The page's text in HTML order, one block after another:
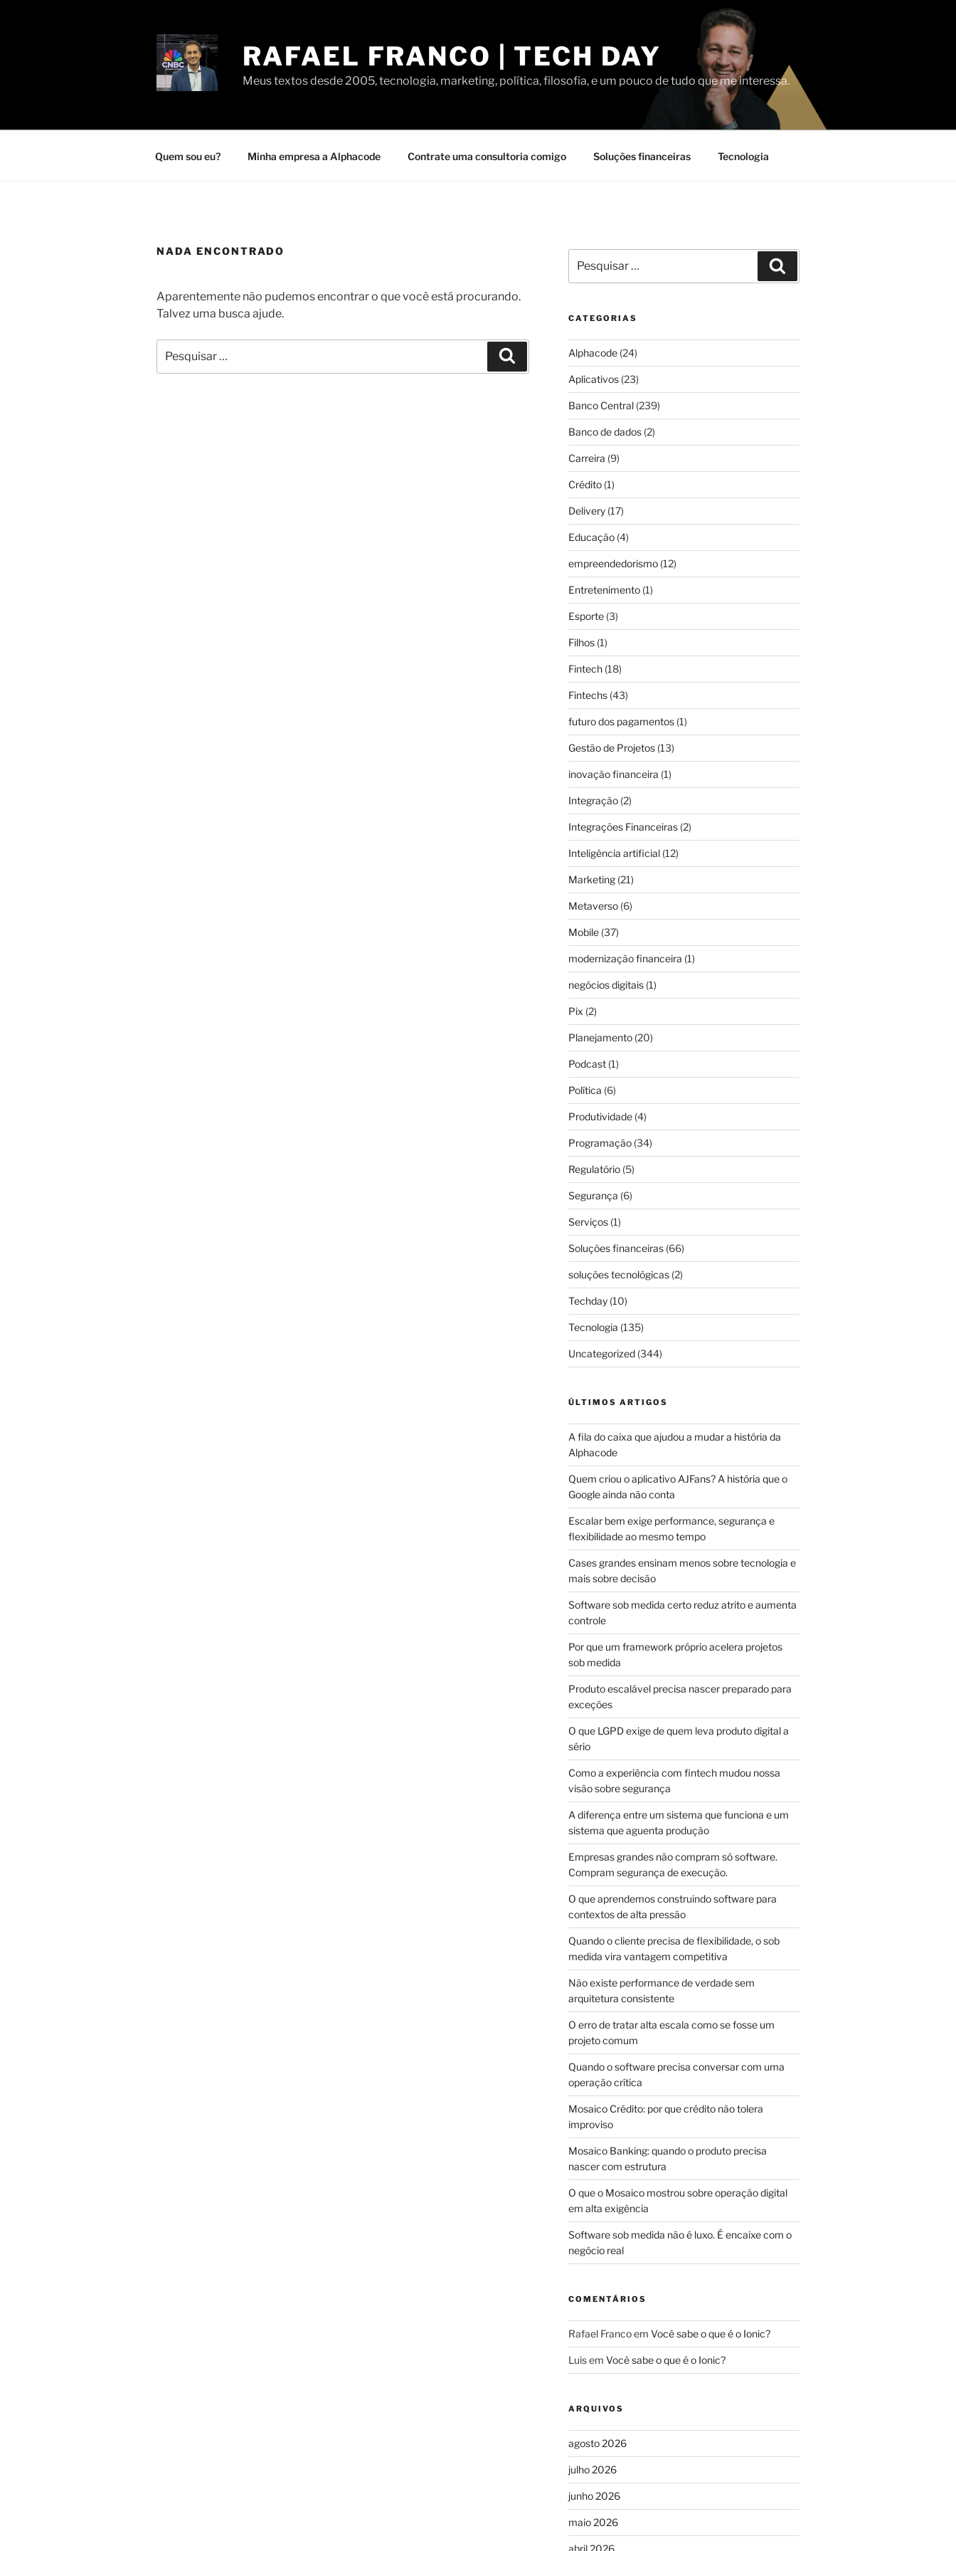
RAFAEL FRANCO | TECH DAY
Meus textos desde 2005, tecnologia, marketing, política, filosofia, e um pouco de tudo que me interessa.
Quem sou eu? Minha empresa a Alphacode Contrate uma consultoria comigo Soluções financeiras Tecnologia
NADA ENCONTRADO
Aparentemente não pudemos encontrar o que você está procurando.
Talvez uma busca ajude.
por:
Pesquisar
por:
CATEGORIAS
Alphacode(24)
Aplicativos(23)
Banco Central(239)
Banco de dados(2)
Carreira (9)
Crédito(1)
Delivery(17)
Educação(4)
empreendedorismo(12)
Entretenimento(1)
Esporte(3)
Filhos(1)
Fintech(18)
Fintechs(43)
futuro dos pagamentos(1)
Gestão de Projetos(13)
inovação financeira (1)
Integração(2)
Integrações Financeiras(2)
Inteligência artificial(12)
Marketing(21)
Metaverso(6)
Mobile(37)
modernização financeira (1)
negócios digitais(1)
Pix (2)
Planejamento(20)
Podcast(1)
Política (6)
Produtividade(4)
Programação(34)
Regulatório(5)
Segurança (6)
Serviços(1)
Soluções financeiras(66)
soluções tecnológicas(2)
Techday(10)
Tecnologia (135)
Uncategorized(344)
ÚLTIMOS ARTIGOS
A fila do caixa que ajudou a mudar a história da
Alphacode
Quem criou o aplicativo AJFans? A história que o
Google ainda não conta
Escalar bem exige performance, segurança e
flexibilidade ao mesmo tempo
Cases grandes ensinam menos sobre tecnologia e
mais sobre decisão
Software sob medida certo reduz atrito e aumenta
controle
Por que um framework próprio acelera projetos
sob medida
Produto escalável precisa nascer preparado para
exceções
O que LGPD exige de quem leva produto digital a
sério
Como a experiência com fintech mudou nossa
visão sobre segurança
A diferença entre um sistema que funciona e um
sistema que aguenta produção
Empresas grandes não compram só software.
Compram segurança de execução.
O que aprendemos construindo software para
contextos de alta pressão
Quando o cliente precisa de flexibilidade, o sob
medida vira vantagem competitiva
Não existe performance de verdade sem
arquitetura consistente
O erro de tratar alta escala como se fosse um
projeto comum
Quando o software precisa conversar com uma
operação crítica
Mosaico Crédito: por que crédito não tolera
improviso
Mosaico Banking: quando o produto precisa
nascer com estrutura
O que o Mosaico mostrou sobre operação digital
em alta exigência
Software sob medida não é luxo. É encaixe com o
negócio real
COMENTÁRIOS
Rafael Francoem Você sabe o que é o Ionic?
Luisem Você sabe o que é o Ionic?
ARQUIVOS
agosto 2026
julho 2026
junho 2026
maio 2026